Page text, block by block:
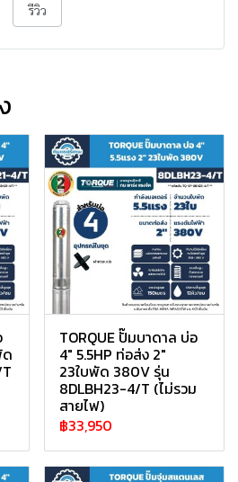
รีวิว
ด
TORQUE ปั๊มบาดาล บ่อ
4" 5.5HP ท่อส่ง 2"
23ใบพัด 380V รุ่น
8DLBH23-4/T (ไม่รวม
สายไฟ)
฿33,950